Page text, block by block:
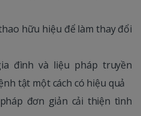
hữu hiệu để làm thay đổi
đình và liệu pháp truyền
tật một cách có hiệu quả
đơn giản cải thiện tình